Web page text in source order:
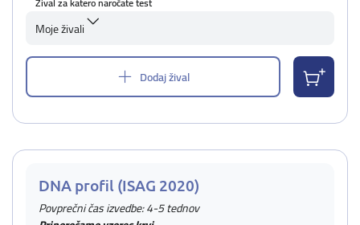
Moje živali
Dodaj žival
DNA profil (ISAG 2020)
Povprečni čas izvedbe: 4-5 tednov